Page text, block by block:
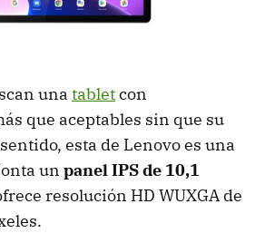
una tabletcon
que aceptables sin que su
esta de Lenovo es una
un panel IPS de 10,1
resolución HD WUXGA de